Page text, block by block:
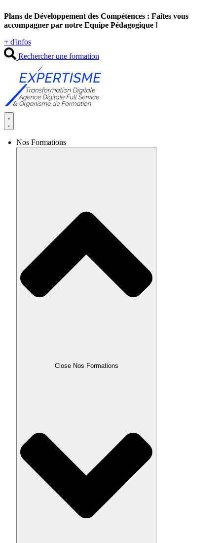
au
contenu
Plans de Développement des Compétences : Faites vous
accompagner par notre Equipe Pédagogique !
+ d'infos
Rechercher une formation
Nos Formations
Close Nos Formations